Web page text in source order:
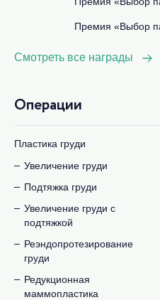
Премия «Выбор
Смотреть все награды
Операции
Пластика груди
Увеличение груди
Подтяжка груди
Увеличение груди с
подтяжкой
Реэндопротезирование
груди
Редукционная
маммопластика